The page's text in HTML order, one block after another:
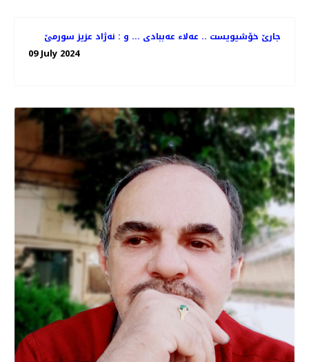
جارێ خۆشیویست .. عەلا‌ء عەببادی ... و : نه‌ژاد عزیز سورمێ
09 July 2024